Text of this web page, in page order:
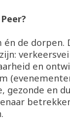
én de dorpen.
en
gezonde en